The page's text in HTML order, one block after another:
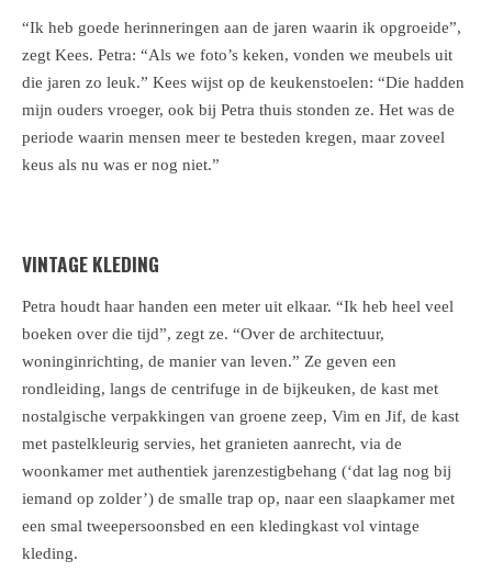
“Ik heb goede herinneringen aan de jaren waarin ik opgroeide”,
zegt Kees. Petra: “Als we foto’s keken, vonden we meubels uit
die jaren zo leuk.” Kees wijst op de keukenstoelen: “Die hadden
mijn ouders vroeger, ook bij Petra thuis stonden ze. Het was de
periode waarin mensen meer te besteden kregen, maar zoveel
keus als nu was er nog niet.”
VINTAGE KLEDING
Petra houdt haar handen een meter uit elkaar. “Ik heb heel veel
boeken over die tijd”, zegt ze. “Over de architectuur,
woninginrichting, de manier van leven.” Ze geven een
rondleiding, langs de centrifuge in de bijkeuken, de kast met
nostalgische verpakkingen van groene zeep, Vim en Jif, de kast
met pastelkleurig servies, het granieten aanrecht, via de
woonkamer met authentiek jarenzestigbehang (‘dat lag nog bij
iemand op zolder’) de smalle trap op, naar een slaapkamer met
een smal tweepersoonsbed en een kledingkast vol vintage
kleding.